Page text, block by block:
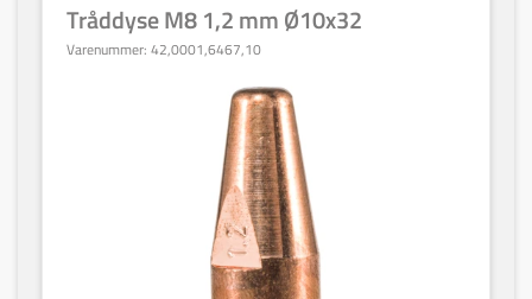
Tråddyse M8 1,2 mm Ø10x32
Varenummer: 42,0001,6467,10